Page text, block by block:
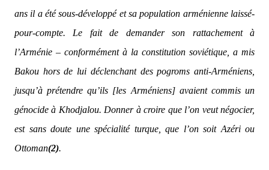
ans il a été sous-développé et sa population arménienne laissé-
pour-compte. Le fait de demander son rattachement à
l’Arménie – conformément à la constitution soviétique, a mis
Bakou hors de lui déclenchant des pogroms anti-Arméniens,
jusqu’à prétendre qu’ils [les Arméniens] avaient commis un
génocide à Khodjalou. Donner à croire que l’on veut négocier,
est sans doute une spécialité turque, que l’on soit Azéri ou
Ottoman(2).